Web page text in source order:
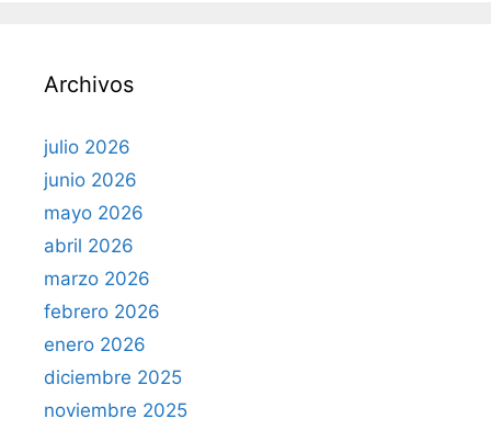
:Archivos
julio 2026
junio 2026
mayo 2026
abril 2026
marzo 2026
febrero 2026
enero 2026
diciembre 2025
noviembre 2025